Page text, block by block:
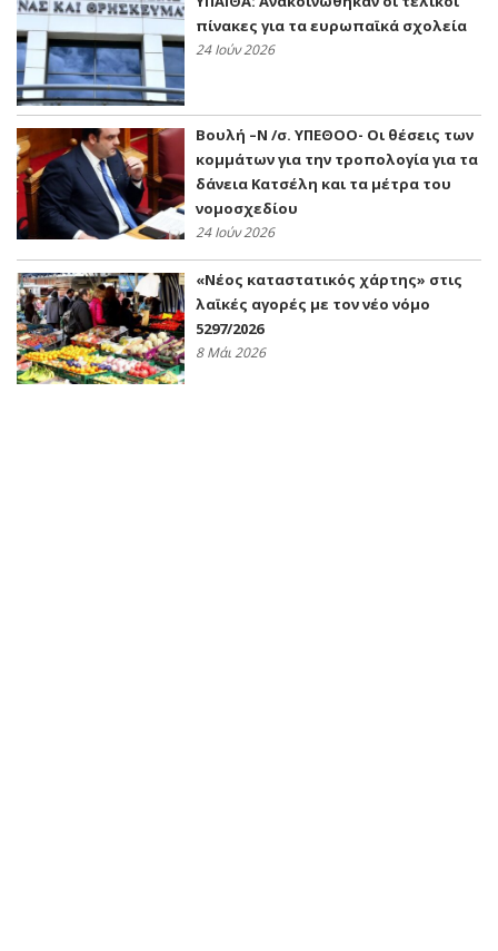
πίνακες για τα ευρωπαϊκά σχολεία
24 Ιούν 2026
Βουλή –Ν /σ. ΥΠΕΘΟΟ- Οι θέσεις των
κομμάτων για την τροπολογία για τα
δάνεια Κατσέλη και τα μέτρα του
νομοσχεδίου
24 Ιούν 2026
«Νέος καταστατικός χάρτης» στις
λαϊκές αγορές με τον νέο νόμο
5297/2026
8 Μάι 2026